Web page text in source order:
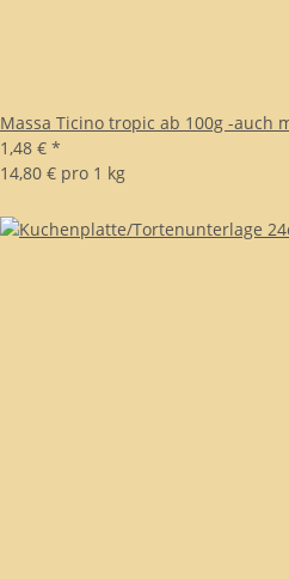
Massa Ticino tropic ab 100g -auch
1,48 € *
14,80 € pro 1 kg